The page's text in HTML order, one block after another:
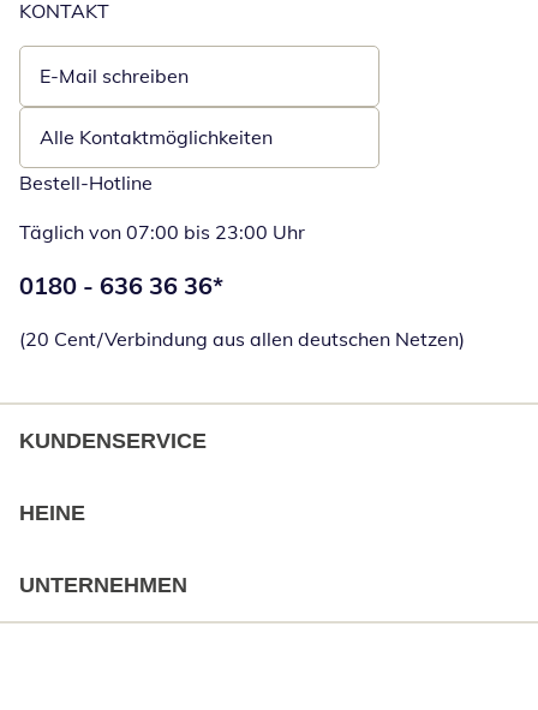
KONTAKT
E-Mail schreiben
Öffnet E-Mail-Client
Alle Kontaktmöglichkeiten
Bestell-Hotline
Täglich von 07:00 bis 23:00 Uhr
Telefonnummer:
0180 - 636 36 36*
(20 Cent/Verbindung aus allen deutschen Netzen)
KUNDENSERVICE
HEINE
UNTERNEHMEN